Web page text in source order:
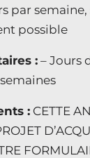
par
possible
: – Jours
: CETTE